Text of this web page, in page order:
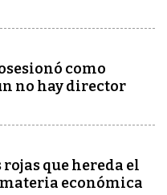
como
no hay director
que hereda el
económica